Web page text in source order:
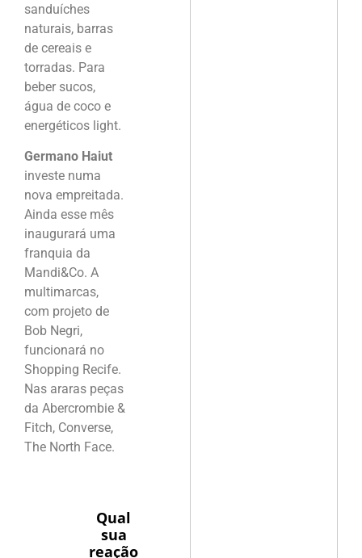
sanduíches
naturais, barras
de cereais e
torradas. Para
beber sucos,
água de coco e
energéticos light.
Germano Haiut
investe numa
nova empreitada.
Ainda esse mês
inaugurará uma
franquia da
Mandi&Co. A
multimarcas,
com projeto de
Bob Negri,
funcionará no
Shopping Recife.
Nas araras peças
da Abercrombie &
Fitch, Converse,
The North Face.
Qual
sua
reação